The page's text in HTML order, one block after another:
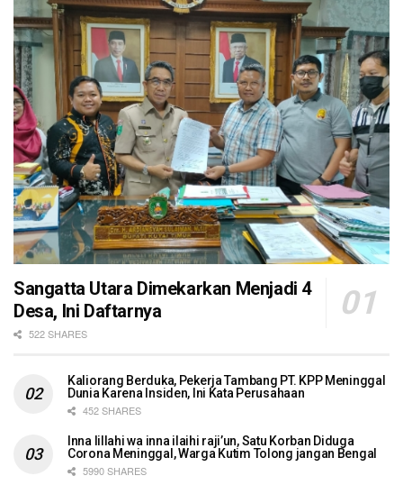
Sangatta Utara Dimekarkan Menjadi 4
Desa, Ini Daftarnya
522 SHARES
Kaliorang Berduka, Pekerja Tambang PT. KPP Meninggal
Dunia Karena Insiden, Ini Kata Perusahaan
452 SHARES
Inna lillahi wa inna ilaihi raji’un, Satu Korban Diduga
Corona Meninggal, Warga Kutim Tolong jangan Bengal
5990 SHARES